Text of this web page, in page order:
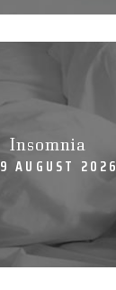
Insomnia
9 AUGUST 2026